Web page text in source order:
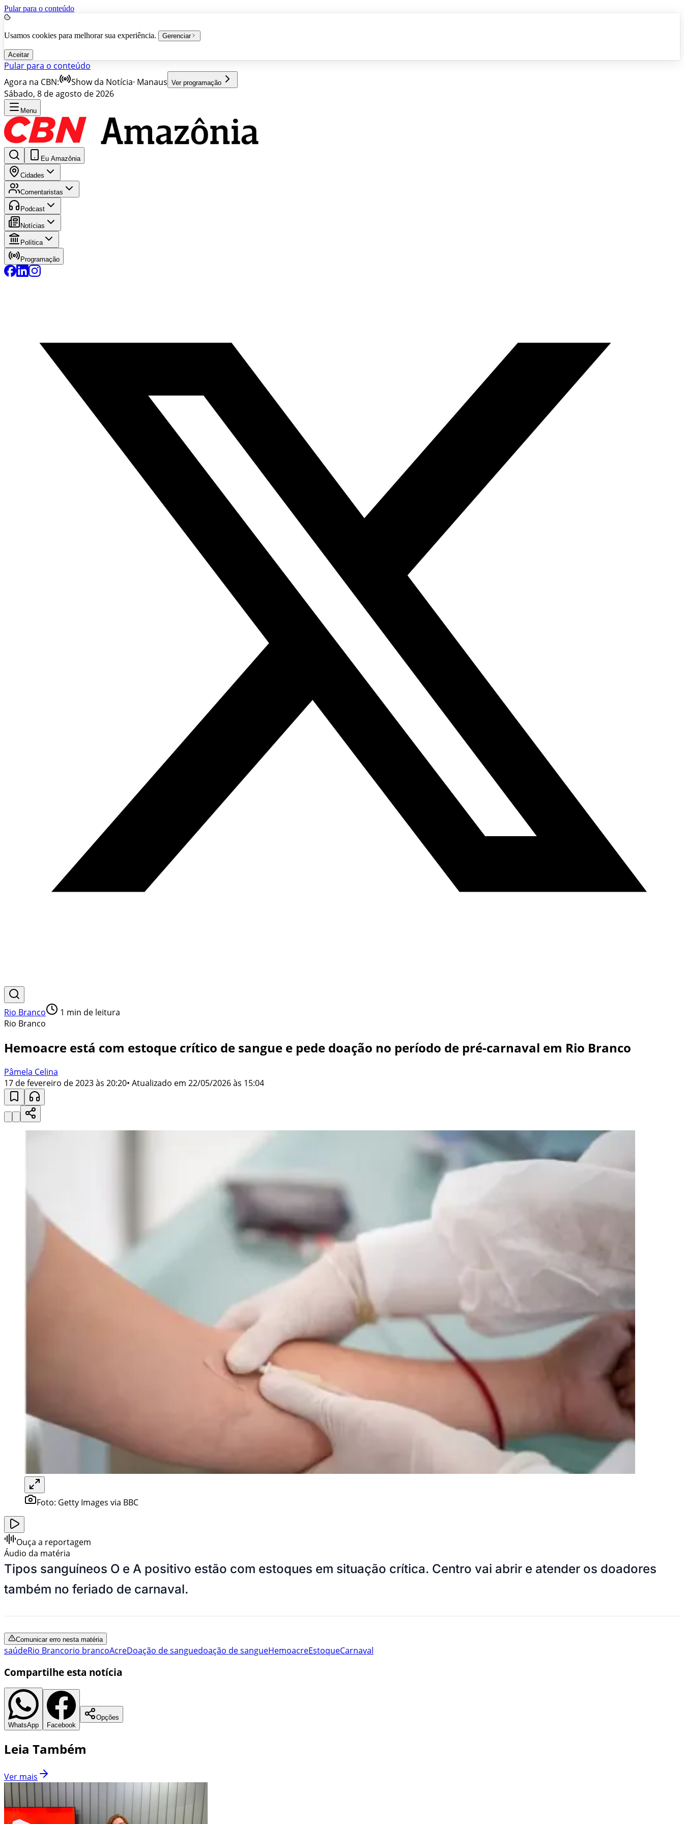
Pular para o conteúdo
Usamos cookies para melhorar sua experiência. Gerenciar
Aceitar
Pular para o conteúdo
Agora na CBN:
Show da Notícia· Manaus Ver programação
Sábado, 8 de agosto de 2026
Menu
Eu Amazônia
Cidades
Comentaristas
Podcast
Notícias
Política
Programação
Rio Branco 1 min de leitura
Rio Branco
Hemoacre está com estoque crítico de sangue e pede doação no período de pré-carnaval em Rio Branco
Pâmela Celina
17 de fevereiro de 2023 às 20:20• Atualizado em 22/05/2026 às 15:04
Foto: Getty Images via BBC
Ouça a reportagem
Áudio da matéria
Tipos sanguíneos O e A positivo estão com estoques em situação crítica. Centro vai abrir e atender os doadores
também no feriado de carnaval.
Comunicar erro nesta matéria
saúdeRio Brancorio brancoAcreDoação de sanguedoação de sangueHemoacreEstoqueCarnaval
Compartilhe esta notícia
WhatsApp Facebook
Opções
Leia Também
Ver mais